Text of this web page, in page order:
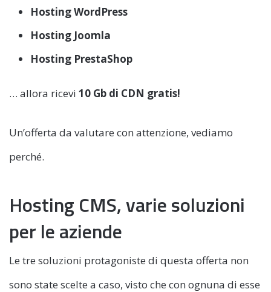
Hosting WordPress
Hosting Joomla
Hosting PrestaShop
… allora ricevi 10 Gb di CDN gratis!
Un’offerta da valutare con attenzione, vediamo
perché.
Hosting CMS, varie soluzioni
per le aziende
Le tre soluzioni protagoniste di questa offerta non
sono state scelte a caso, visto che con ognuna di esse